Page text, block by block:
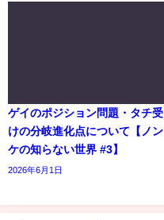
ゲイのポジション問題・タチ受
けの分岐進化点について【ノン
ケの知らない世界 #3】
2026年6月1日